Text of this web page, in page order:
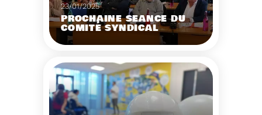
23/01/2025
PROCHAINE SÉANCE DU
COMITÉ SYNDICAL
Voir plus